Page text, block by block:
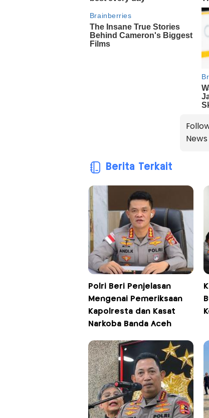
News
Berita Terkait
Polri Beri Penjelasan
Mengenai Pemeriksaan
Kapolresta dan Kasat
Narkoba Banda Aceh